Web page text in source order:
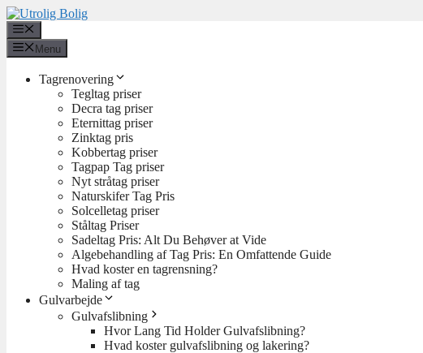
Hop
til
indhold
Menu
Tagrenovering
Tegltag priser
Decra tag priser
Eternittag priser
Zinktag pris
Kobbertag priser
Tagpap Tag priser
Nyt stråtag priser
Naturskifer Tag Pris
Solcelletag priser
Ståltag Priser
Sadeltag Pris: Alt Du Behøver at Vide
Algebehandling af Tag Pris: En Omfattende Guide
Hvad koster en tagrensning?
Maling af tag
Gulvarbejde
Gulvafslibning
Hvor Lang Tid Holder Gulvafslibning?
Hvad koster gulvafslibning og lakering?